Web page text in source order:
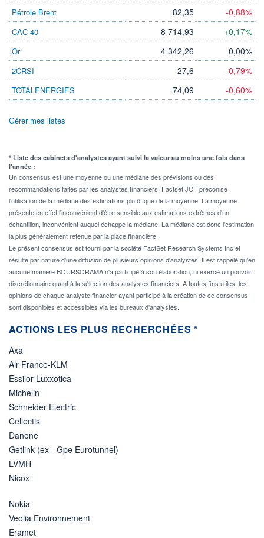
Pétrole Brent 82,35 -0,88%
CAC 40 8 714,93 +0,17%
Or 4 342,26 0,00%
2CRSI 27,6 -0,79%
TOTALENERGIES 74,09 -0,60%
Gérer mes listes
* Liste des cabinets d'analystes ayant suivi la valeur au moins une fois dans
l'année :
Un consensus est une moyenne ou une médiane des prévisions ou des
recommandations faites par les analystes financiers. Factset JCF préconise
l'utilisation de la médiane des estimations plutôt que de la moyenne. La moyenne
présente en effet l'inconvénient d'être sensible aux estimations extrêmes d'un
échantillon, inconvénient auquel échappe la médiane. La médiane est donc l'estimation
la plus généralement retenue par la place financière.
Le présent consensus est fourni par la société FactSet Research Systems Inc et
résulte par nature d'une diffusion de plusieurs opinions d'analystes. Il est rappelé qu'en
aucune manière BOURSORAMA n'a participé à son élaboration, ni exercé un pouvoir
discrétionnaire quant à la sélection des analystes financiers. A toutes fins utiles, les
opinions de chaque analyste financier ayant participé à la création de ce consensus
sont disponibles et accessibles via les bureaux d'analystes.
ACTIONS LES PLUS RECHERCHÉES *
Axa
Air France-KLM
Essilor Luxxotica
Michelin
Schneider Electric
Cellectis
Danone
Getlink (ex - Gpe Eurotunnel)
LVMH
Nicox
Nokia
Veolia Environnement
Eramet